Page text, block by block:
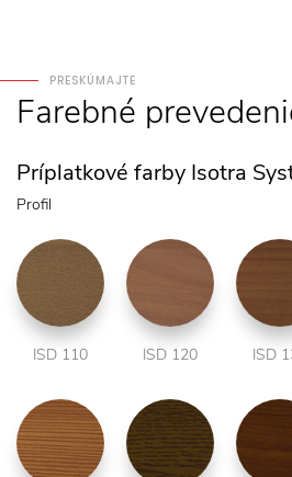
PRESKÚMAJTE
Farebné
Príplatkové farby Isotra
Profil
ISD 110 ISD 120 ISD